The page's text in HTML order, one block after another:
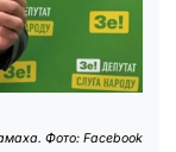
Фото: Facebook